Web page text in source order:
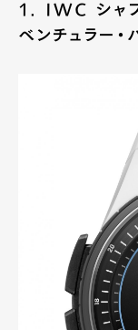
1. IWC シャフ
ベンチュラー・